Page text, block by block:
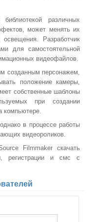
различных
может менять их
освещения. Разработчик
для самостоятельной
видеофайлов.
созданным персонажем,
положение камеры,
собственные шаблоны
при создании
компьютере.
в процессе работы
видеороликов.
Filmmaker скачать
регистрации и смс с